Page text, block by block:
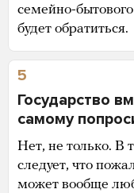
семейно-
будет обратиться.
5
Государство
самому
Нет, не только. В
следует, что
может вообще